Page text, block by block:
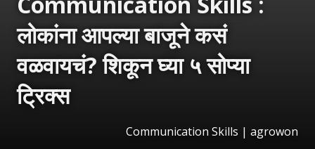
लोकांना आपल्या बाजूने कसं
वळवायचं? शिकून घ्या ५ सोप्या
ट्रिक्स
Communication Skills | agrowon